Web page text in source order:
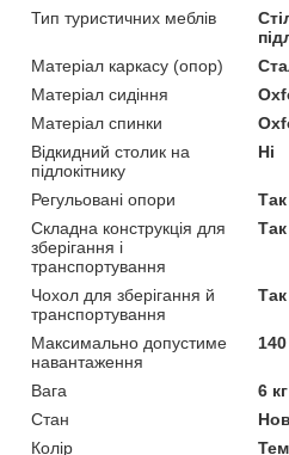
Тип туристичних меблів
Матеріал каркасу (опор)
Матеріал сидіння
Матеріал спинки
Відкидний столик на
підлокітнику
Ні
Регульовані опори
Так
Складна конструкція для
зберігання і
транспортування
Так
Чохол для зберігання й
транспортування
Так
Максимально допустиме
навантаження
140
Вага
6 кг
Стан
Колір